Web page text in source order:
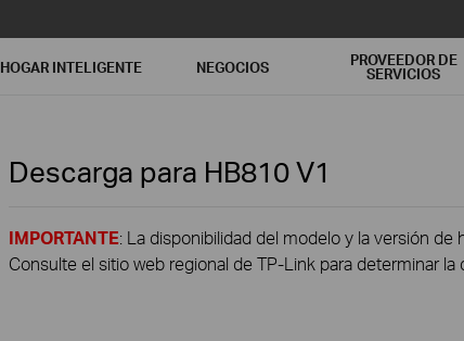
HOGAR INTELIGENTE NEGOCIOS PROVEEDOR DE
SERVICIOS
Descarga para HB810V1
IMPORTANTE: La disponibilidad del modelo y la versión de
Consulte el sitio web regional de TP-Link para determinar la